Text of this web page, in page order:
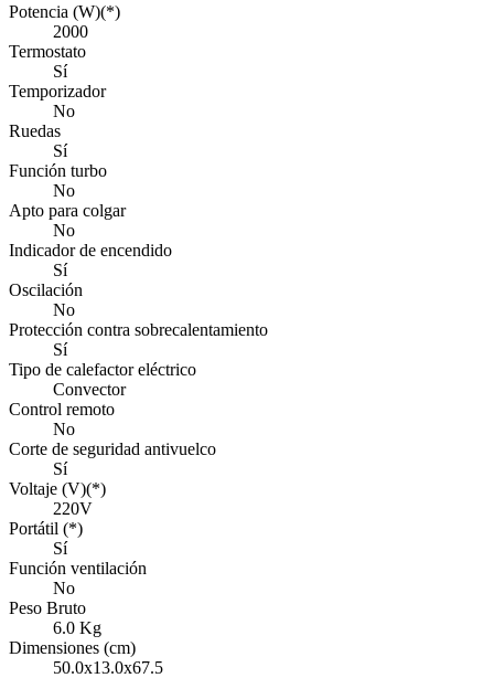
Potencia (W)(*)
2000
Termostato
Sí
Temporizador
No
Ruedas
Sí
Función turbo
No
Apto para colgar
No
Indicador de encendido
Sí
Oscilación
No
Protección contra sobrecalentamiento
Sí
Tipo de calefactor eléctrico
Convector
Control remoto
No
Corte de seguridad antivuelco
Sí
Voltaje (V)(*)
220V
Portátil (*)
Sí
Función ventilación
No
Peso Bruto
6.0 Kg
Dimensiones (cm)
50.0x13.0x67.5